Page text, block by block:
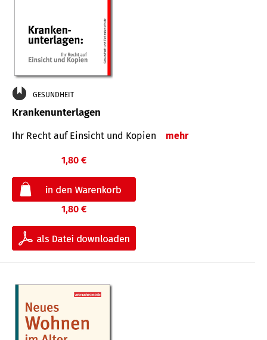
GESUNDHEIT
Krankenunterlagen
Ihr Recht auf Einsicht und Kopien mehr
1,80 €
1,80 €